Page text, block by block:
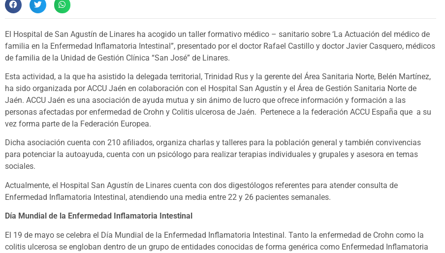
El Hospital de San Agustín de Linares ha acogido un taller formativo médico – sanitario sobre ‘La Actuación del médico de
familia en la Enfermedad Inflamatoria Intestinal”, presentado por el doctor Rafael Castillo y doctor Javier Casquero, médicos
de familia de la Unidad de Gestión Clínica “San José” de Linares.
Esta actividad, a la que ha asistido la delegada territorial, Trinidad Rus y la gerente del Área Sanitaria Norte, Belén Martínez,
ha sido organizada por ACCU Jaén en colaboración con el Hospital San Agustín y el Área de Gestión Sanitaria Norte de
Jaén. ACCU Jaén es una asociación de ayuda mutua y sin ánimo de lucro que ofrece información y formación a las
personas afectadas por enfermedad de Crohn y Colitis ulcerosa de Jaén. Pertenece a la federación ACCU España que a su
vez forma parte de la Federación Europea.
Dicha asociación cuenta con 210 afiliados, organiza charlas y talleres para la población general y también convivencias
para potenciar la autoayuda, cuenta con un psicólogo para realizar terapias individuales y grupales y asesora en temas
sociales.
Actualmente, el Hospital San Agustín de Linares cuenta con dos digestólogos referentes para atender consulta de
Enfermedad Inflamatoria Intestinal, atendiendo una media entre 22 y 26 pacientes semanales.
Día Mundial de la Enfermedad Inflamatoria Intestinal
El 19 de mayo se celebra el Día Mundial de la Enfermedad Inflamatoria Intestinal. Tanto la enfermedad de Crohn como la
colitis ulcerosa se engloban dentro de un grupo de entidades conocidas de forma genérica como Enfermedad Inflamatoria